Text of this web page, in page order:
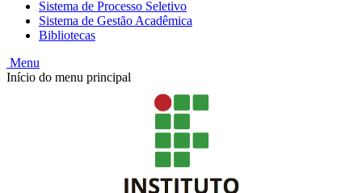
Sistema de Processo Seletivo
Sistema de Gestão Acadêmica
Bibliotecas
Menu
Início do menu principal